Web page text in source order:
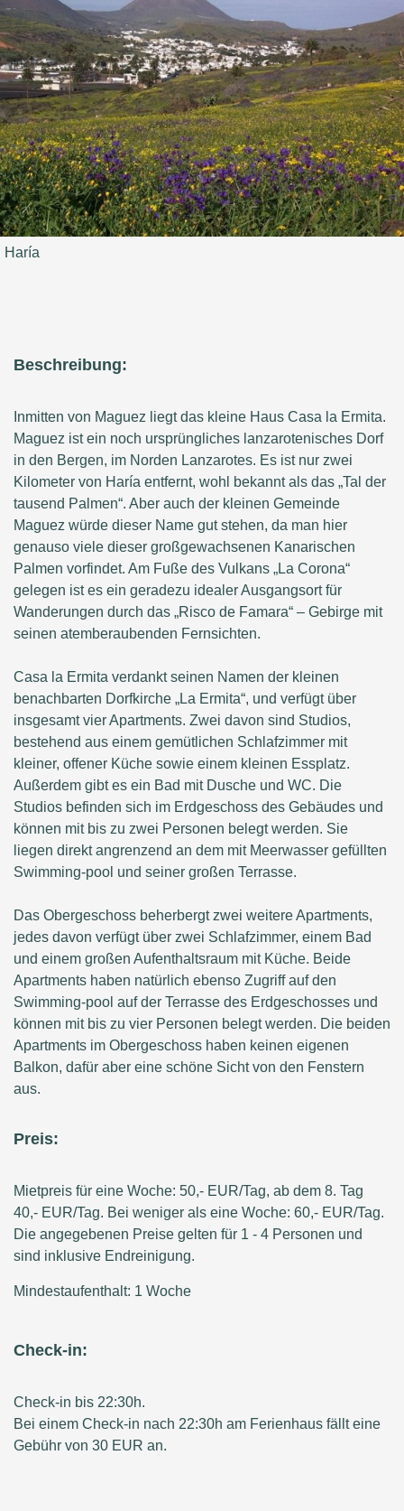
Haría
Beschreibung:
Inmitten von Maguez liegt das kleine Haus Casa la Ermita.
Maguez ist ein noch ursprüngliches lanzarotenisches Dorf
in den Bergen, im Norden Lanzarotes. Es ist nur zwei
Kilometer von Haría entfernt, wohl bekannt als das „Tal der
tausend Palmen“. Aber auch der kleinen Gemeinde
Maguez würde dieser Name gut stehen, da man hier
genauso viele dieser großgewachsenen Kanarischen
Palmen vorfindet. Am Fuße des Vulkans „La Corona“
gelegen ist es ein geradezu idealer Ausgangsort für
Wanderungen durch das „Risco de Famara“ – Gebirge mit
seinen atemberaubenden Fernsichten.
Casa la Ermita verdankt seinen Namen der kleinen
benachbarten Dorfkirche „La Ermita“, und verfügt über
insgesamt vier Apartments. Zwei davon sind Studios,
bestehend aus einem gemütlichen Schlafzimmer mit
kleiner, offener Küche sowie einem kleinen Essplatz.
Außerdem gibt es ein Bad mit Dusche und WC. Die
Studios befinden sich im Erdgeschoss des Gebäudes und
können mit bis zu zwei Personen belegt werden. Sie
liegen direkt angrenzend an dem mit Meerwasser gefüllten
Swimming-pool und seiner großen Terrasse.
Das Obergeschoss beherbergt zwei weitere Apartments,
jedes davon verfügt über zwei Schlafzimmer, einem Bad
und einem großen Aufenthaltsraum mit Küche. Beide
Apartments haben natürlich ebenso Zugriff auf den
Swimming-pool auf der Terrasse des Erdgeschosses und
können mit bis zu vier Personen belegt werden. Die beiden
Apartments im Obergeschoss haben keinen eigenen
Balkon, dafür aber eine schöne Sicht von den Fenstern
aus.
Preis:
Mietpreis für eine Woche: 50,- EUR/Tag, ab dem 8. Tag
40,- EUR/Tag. Bei weniger als eine Woche: 60,- EUR/Tag.
Die angegebenen Preise gelten für 1 - 4 Personen und
sind inklusive Endreinigung.
Mindestaufenthalt: 1 Woche
Check-in:
Check-in bis 22:30h.
Bei einem Check-in nach 22:30h am Ferienhaus fällt eine
Gebühr von 30 EUR an.